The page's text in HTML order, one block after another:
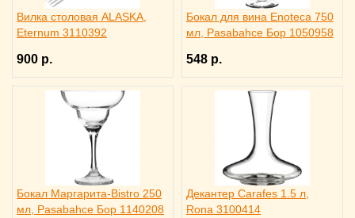
Вилка столовая ALASKA,
Eternum 3110392
900 р.
Бокал для вина Enoteca 750
мл, Pasabahce Бор 1050958
548 р.
Бокал Маргарита-Bistro 250
мл, Pasabahce Бор 1140208
Декантер Carafes 1.5 л,
Rona 3100414